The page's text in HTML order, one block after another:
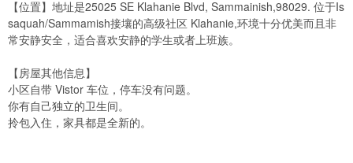
【位置】 地址是25025 SE Klahanie Blvd, Sammainish,98029. 位于Is
saquah/Sammamish接壤的高级社区 Klahanie,环境十分优美而且非
常安静安全，适合喜欢安静的学生或者上班族。
【房屋其他信息】
小区自带 Vistor 车位，停车没有问题。
你有自己独立的卫生间。
拎包入住，家具都是全新的。